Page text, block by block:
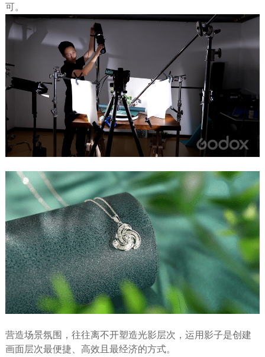
可。
营造场景氛围，往往离不开塑造光影层次，运用影子是创建
画面层次最便捷、高效且最经济的方式。